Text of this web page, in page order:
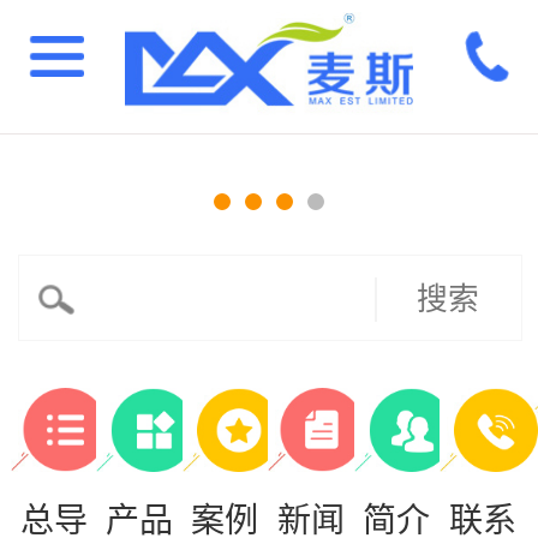
搜索
总导 产品 案例 新闻 简介 联系